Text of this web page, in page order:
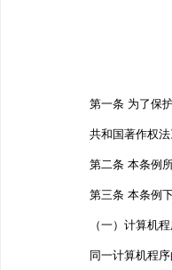
第一条 为了保
共和国著作权法
第二条 本条例
第三条 本条例
（一）计算机
同一计算机程